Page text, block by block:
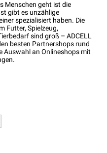
Menschen geht ist die
gibt es unzählige
spezialisiert haben. Die
Futter, Spielzeug,
sind groß – ADCELL
besten Partnershops rund
Auswahl an Onlineshops mit